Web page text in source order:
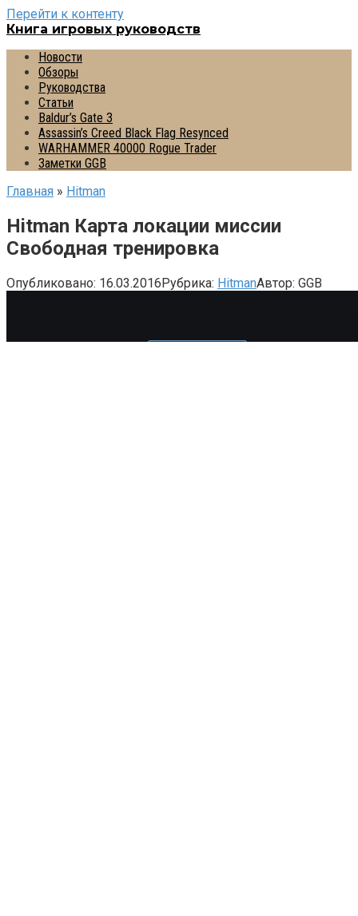
Перейти к контенту
Книга игровых руководств
Новости
Обзоры
Руководства
Статьи
Baldur’s Gate 3
Assassin’s Creed Black Flag Resynced
WARHAMMER 40000 Rogue Trader
Заметки GGB
Главная » Hitman
Hitman Карта локации миссии
Свободная тренировка
Опубликовано: 16.03.2016Рубрика: HitmanАвтор: GGB